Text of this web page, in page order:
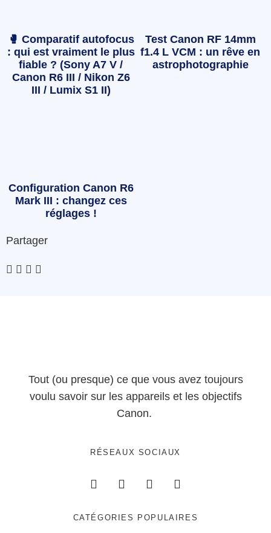
🥊 Comparatif autofocus
: qui est vraiment le plus
fiable ? (Sony A7 V /
Canon R6 III / Nikon Z6
III / Lumix S1 II)
Test Canon RF 14mm
f1.4 L VCM : un rêve en
astrophotographie
Configuration Canon R6
Mark III : changez ces
réglages !
Partager
Tout (ou presque) ce que vous avez toujours
voulu savoir sur les appareils et les objectifs
Canon.
RÉSEAUX SOCIAUX
CATÉGORIES POPULAIRES